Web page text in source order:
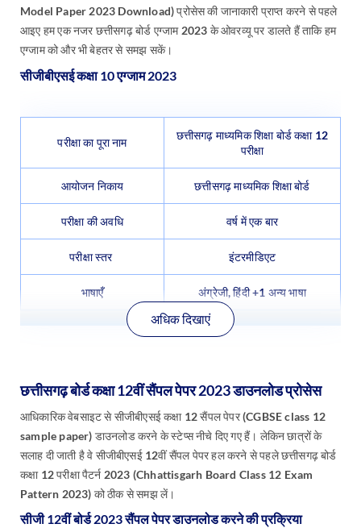
Model Paper 2023 Download) प्रोसेस की जानाकारी प्राप्त करने से पहले
आइए हम एक नजर छत्तीसगढ़ बोर्ड एग्जाम 2023 के ओवरव्यू पर डालते हैं ताकि हम
एग्जाम को और भी बेहतर से समझ सकें।
सीजीबीएसई कक्षा 10 एग्जाम 2023
परीक्षा का पूरा नाम
छत्तीसगढ़ माध्यमिक शिक्षा बोर्ड कक्षा 12
परीक्षा
आयोजन निकाय छत्तीसगढ़ माध्यमिक शिक्षा बोर्ड
परीक्षा की अवधि वर्ष में एक बार
परीक्षा स्तर इंटरमीडिएट
भाषाएँ अंग्रेजी, हिंदी +1 अन्य भाषा
अधिक दिखाएं
छत्तीसगढ़ बोर्ड कक्षा 12वीं सैंपल पेपर 2023 डाउनलोड प्रोसेस
आधिकारिक वेबसाइट से सीजीबीएसई कक्षा 12 सैंपल पेपर (CGBSE class 12
sample paper) डाउनलोड करने के स्टेप्स नीचे दिए गए हैं। लेकिन छात्रों के
सलाह दी जाती है वे सीजीबीएसई 12वीं सैंपल पेपर हल करने से पहले छत्तीसगढ़ बोर्ड
कक्षा 12 परीक्षा पैटर्न 2023 (Chhattisgarh Board Class 12 Exam
Pattern 2023) को ठीक से समझ लें।
सीजी 12वीं बोर्ड 2023 सैंपल पेपर डाउनलोड करने की प्रक्रिया